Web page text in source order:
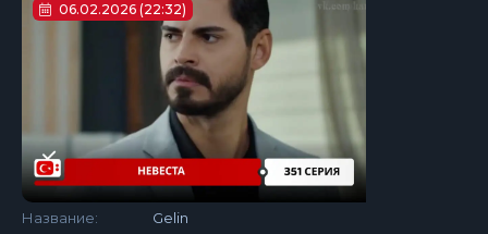
06.02.2026 (22:32)
Название:
Gelin